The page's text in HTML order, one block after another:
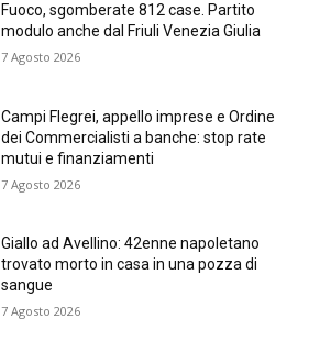
Fuoco, sgomberate 812 case. Partito
modulo anche dal Friuli Venezia Giulia
7 Agosto 2026
Campi Flegrei, appello imprese e Ordine
dei Commercialisti a banche: stop rate
mutui e finanziamenti
7 Agosto 2026
Giallo ad Avellino: 42enne napoletano
trovato morto in casa in una pozza di
sangue
7 Agosto 2026